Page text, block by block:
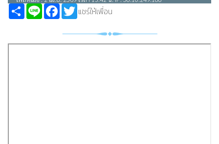
แชร์ให้เพื่อน
ShareLine Facebook
Twitter